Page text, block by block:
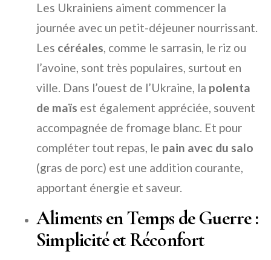
Les Ukrainiens aiment commencer la
journée avec un petit-déjeuner nourrissant.
Les céréales, comme le sarrasin, le riz ou
l’avoine, sont très populaires, surtout en
ville. Dans l’ouest de l’Ukraine, la polenta
de maïs est également appréciée, souvent
accompagnée de fromage blanc. Et pour
compléter tout repas, le pain avec du salo
(gras de porc) est une addition courante,
apportant énergie et saveur.
Aliments en Temps de Guerre :
Simplicité et Réconfort